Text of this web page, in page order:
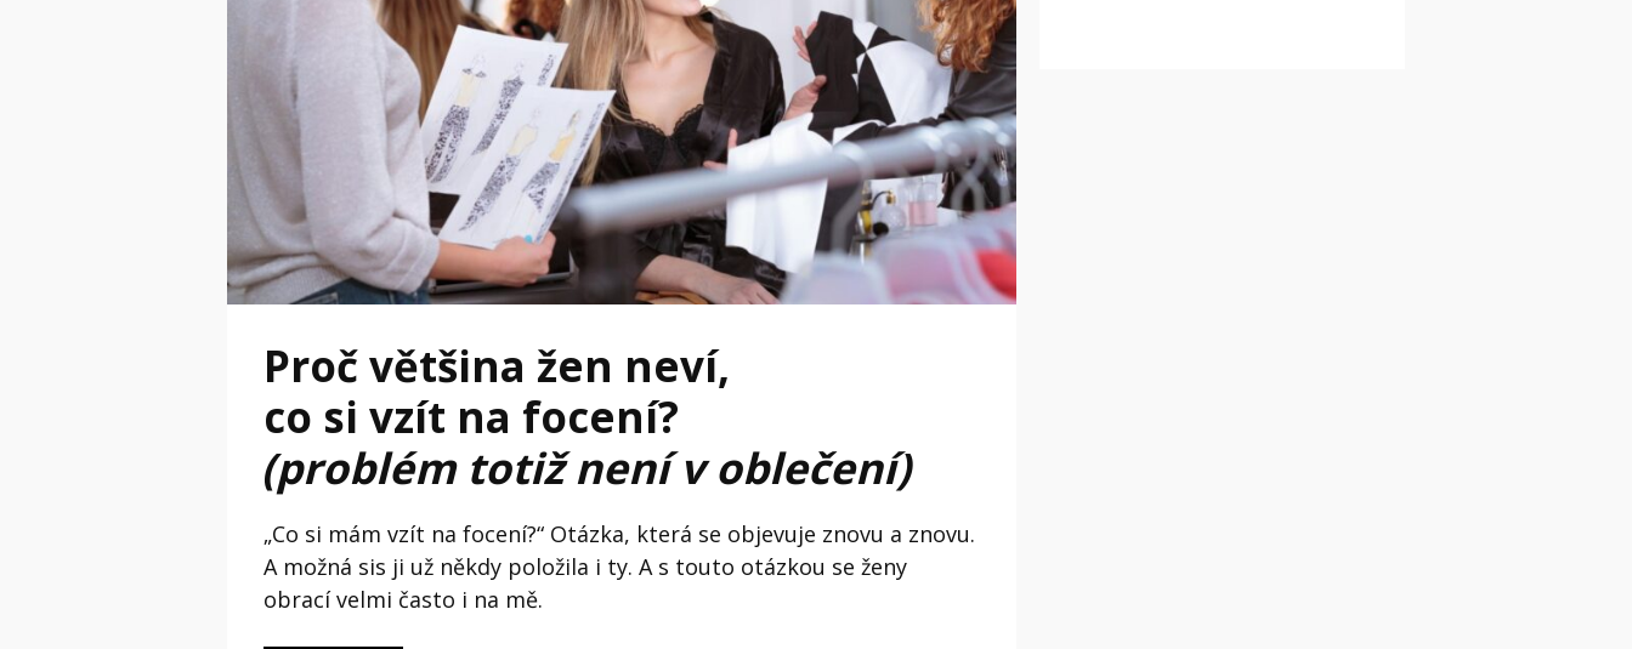
Proč většina žen neví,
co si vzít na focení?
(problém totiž není v oblečení)
„Co si mám vzít na focení?“ Otázka, která se objevuje znovu a znovu.
A možná sis ji už někdy položila i ty. A s touto otázkou se ženy
obrací velmi často i na mě.